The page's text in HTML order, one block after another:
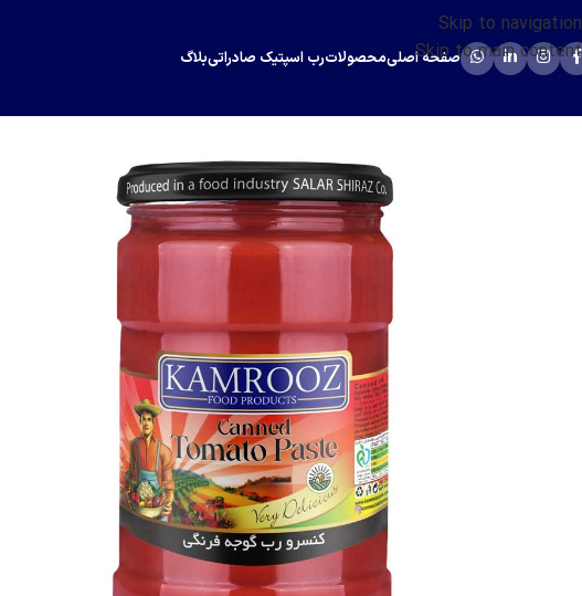
Skip to navigation
Skip to main content
صفحه اصلیمحصولاترب اسپتیک صادراتیبلاگ